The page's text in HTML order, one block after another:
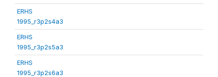
ERHS
1995_r3p2s4a3
ERHS
1995_r3p2s5a3
ERHS
1995_r3p2s6a3